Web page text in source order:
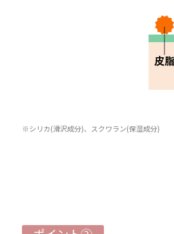
※シリカ(滑沢成分)、スクワラン(保湿成分)